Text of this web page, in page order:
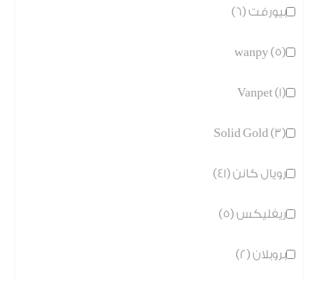
بيورفت (6)
wanpy (5)
Vanpet (1)
Solid Gold (3)
رويال كانن (41)
ريفليكس (5)
بروبلان (2)